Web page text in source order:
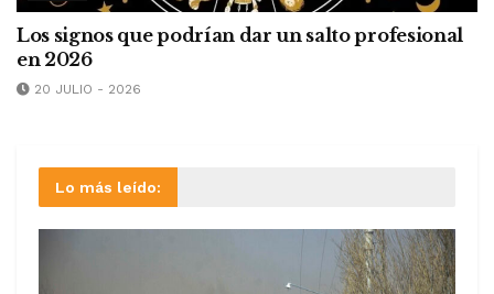
Los signos que podrían dar un salto profesional
en 2026
20 JULIO - 2026
Lo más leído: